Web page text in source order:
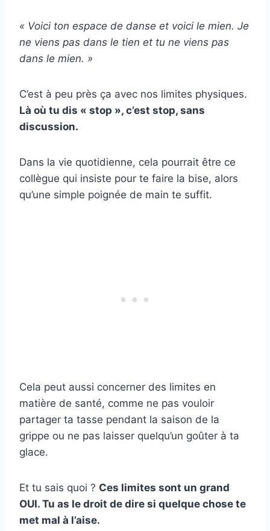
« Voici ton espace de danse et voici le mien. Je
ne viens pas dans le tien et tu ne viens pas
dans le mien. »
C’est à peu près ça avec nos limites physiques.
Là où tu dis « stop », c’est stop, sans
discussion.
Dans la vie quotidienne, cela pourrait être ce
collègue qui insiste pour te faire la bise, alors
qu’une simple poignée de main te suffit.
Cela peut aussi concerner des limites en
matière de santé, comme ne pas vouloir
partager ta tasse pendant la saison de la
grippe ou ne pas laisser quelqu’un goûter à ta
glace.
Et tu sais quoi ? Ces limites sont un grand
OUI. Tu as le droit de dire si quelque chose te
met mal à l’aise.